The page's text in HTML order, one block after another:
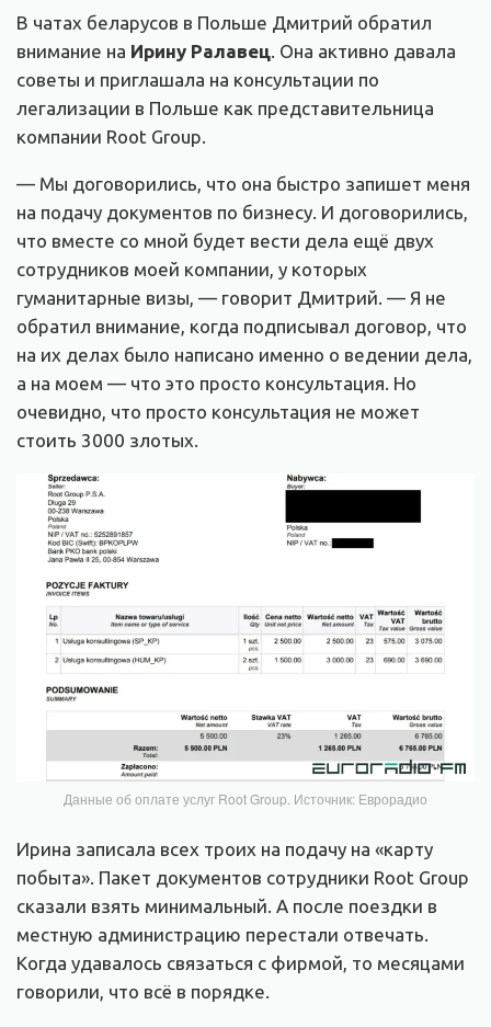
В чатах беларусов в Польше Дмитрий обратил
внимание на Ирину Ралавец . Она активно давала
советы и приглашала на консультации по
легализации в Польше как представительница
компании Root Group.
— Мы договорились, что она быстро запишет меня
на подачу документов по бизнесу. И договорились,
что вместе со мной будет вести дела ещё двух
сотрудников моей компании, у которых
гуманитарные визы, — говорит Дмитрий. — Я не
обратил внимание, когда подписывал договор, что
на их делах было написано именно о ведении дела,
а на моем — что это просто консультация. Но
очевидно, что просто консультация не может
стоить 3000 злотых.
Данные об оплате услуг Root Group. Источник: Еврорадио
Ирина записала всех троих на подачу на «карту
побыта». Пакет документов сотрудники Root Group
сказали взять минимальный. А после поездки в
местную администрацию перестали отвечать.
Когда удавалось связаться с фирмой, то месяцами
говорили, что всё в порядке.